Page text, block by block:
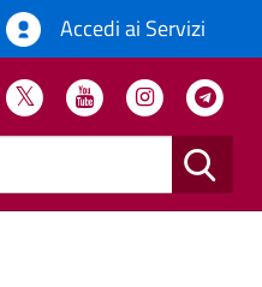
Accedi ai Servizi
FacebookTwitter Youtube Instagram